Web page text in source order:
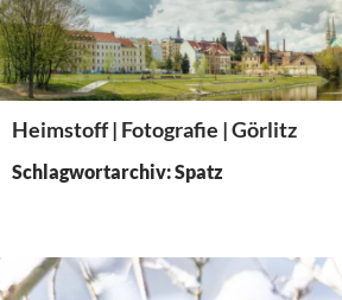
Zum
Inhalt
springen
Heimstoff | Fotografie | Görlitz
Schlagwortarchiv: Spatz